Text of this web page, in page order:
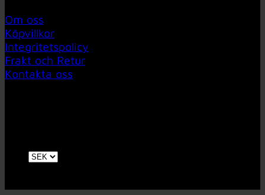
Om oss
Köpvillkor
Integritetspolicy
Frakt och Retur
Kontakta oss